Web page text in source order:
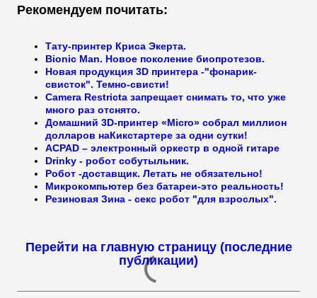
Рекомендуем почитать:
Тату-принтер Криса Экерта.
Bionic Man. Новое поколение биопротезов.
Новая продукция 3D принтера -"фонарик-
свисток". Темно-свисти!
Camera Restricta запрещает снимать то, что уже
много раз отснято.
Домашний 3D-принтер «Micro» собрал миллион
долларов наКикстартере за одни сутки!
ACPAD – электронный оркестр в одной гитаре
Drinky - робот собутыльник.
Робот -доставщик. Летать не обязательно!
Микрокомпьютер без батареи-это реальность!
Резиновая Зина - секс робот "для взрослых".
Перейти на главную страницу (последние
публикации)
__________________________________________________